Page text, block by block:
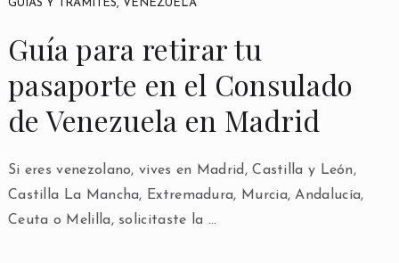
GUÍAS Y TRÁMITES, VENEZUELA
Guía para retirar tu
pasaporte en el Consulado
de Venezuela en Madrid
Si eres venezolano, vives en Madrid, Castilla y León,
Castilla La Mancha, Extremadura, Murcia, Andalucía,
Ceuta o Melilla, solicitaste la …